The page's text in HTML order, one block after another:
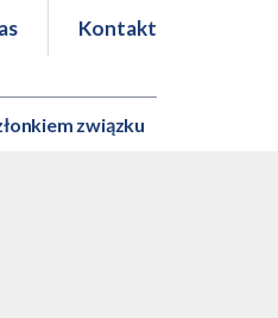
Kontakt
związku